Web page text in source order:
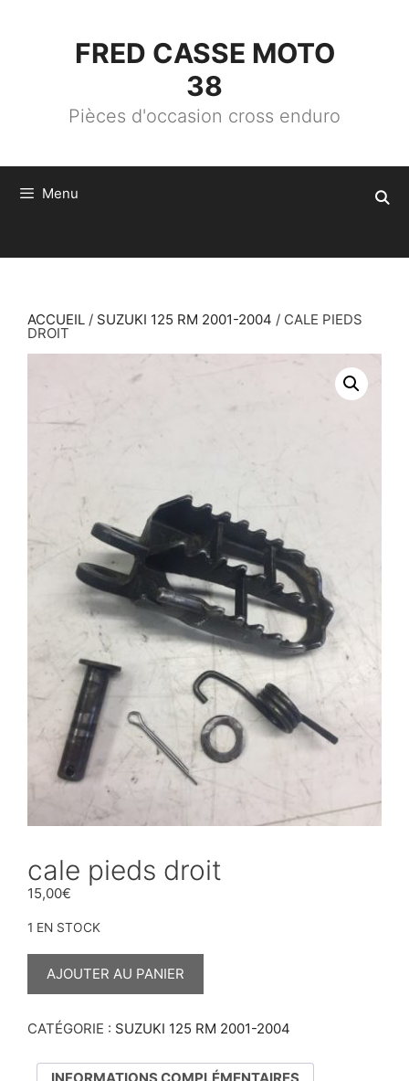
FRED CASSE MOTO
38
Pièces d'occasion cross enduro
Menu
ACCUEIL / SUZUKI 125 RM 2001-2004 / CALE PIEDS
DROIT
cale pieds droit
15,00€
1 EN STOCK
QUANTITÉ
AJOUTER AU PANIER
CATÉGORIE : SUZUKI 125 RM 2001-2004
INFORMATIONS COMPLÉMENTAIRES